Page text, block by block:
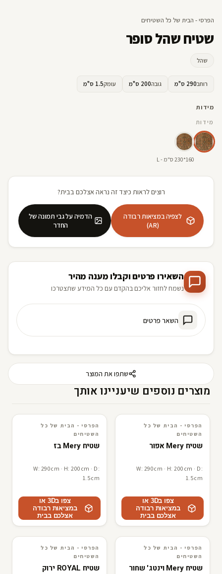
הפרסי - הבית של כל השטיחים
שטיח שהל סופר
שהל
רוחב290 ס"מ גובה200 ס"מ עומק1.5 ס"מ
מידות
מידות
160*230 ס"מ - L
רוצים לראות כיצד זה נראה אצלכם בבית?
לצפיה במציאות רבודה
(AR)
הדמיה על גבי תמונה של
החדר
השאירו פרטים וקבלו מענה מהיר
נשמח לחזור אליכם בהקדם עם כל המידע שתצטרכו
השאר פרטים
שתפו את המוצר
מוצרים נוספים שיעניינו אותך
3D · AR הפרסי - הבית של כל השטיחים
הפרסי - הבית של כל
השטיחים
שטיח Mery אפור
W: 290cm · H: 200cm · D:
1.5cm
צפו ב3D או
במציאות רבודה
אצלכם בבית
3D · AR הפרסי - הבית של כל השטיחים
הפרסי - הבית של כל
השטיחים
שטיח Mery בז
W: 290cm · H: 200cm · D:
1.5cm
צפו ב3D או
במציאות רבודה
אצלכם בבית
3D · AR הפרסי - הבית של כל השטיחים
הפרסי - הבית של כל
השטיחים
שטיח Mery וינטג' שחור
3D · AR הפרסי - הבית של כל השטיחים
הפרסי - הבית של כל
השטיחים
שטיח ROYAL ירוק